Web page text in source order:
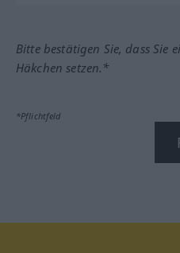
Bitte bestätigen Sie, dass Sie
Häkchen setzen.*
*Pflichtfeld